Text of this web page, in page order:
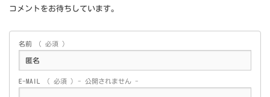
コメントをお待ちしています。
名前 ( 必須 )
E-MAIL ( 必須 ) - 公開されません -